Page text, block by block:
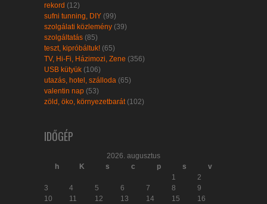
rekord (12)
sufni tunning, DIY (99)
szolgálati közlemény (39)
szolgáltatás (85)
teszt, kipróbáltuk! (65)
TV, Hi-Fi, Házimozi, Zene (356)
USB kütyük (106)
utazás, hotel, szálloda (65)
valentin nap (53)
zöld, öko, környezetbarát(102)
IDŐGÉP
2026. augusztus
h
K s c p s
v
1
2
3
4 5 6 7 8
9
10
11 12 13 14 15
16